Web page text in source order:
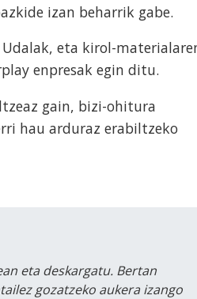
izan beharrik gabe.
eta kirol-
enpresak egin ditu.
gain, bizi-ohitura
hau arduraz erabiltzeko
eta deskargatu. Bertan
gozatzeko aukera izango